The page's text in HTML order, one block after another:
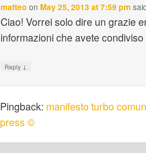
matteo on May 25, 2013 at 7:59 pm
Ciao! Vorrei solo dire un grazie
informazioni che avete
Reply ↓
Pingback: manifesto turbo
press ©